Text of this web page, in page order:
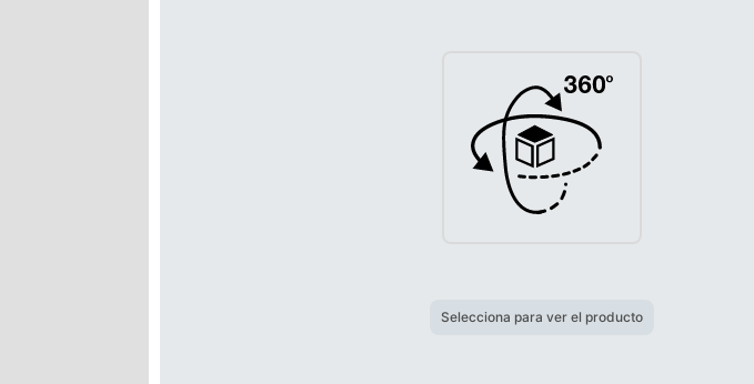
Selecciona para ver el producto